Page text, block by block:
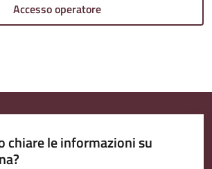
Accesso operatore
chiare le informazioni su